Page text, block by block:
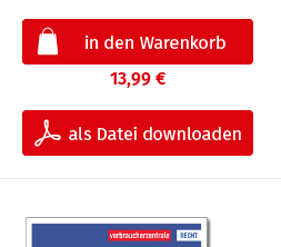
13,99 €